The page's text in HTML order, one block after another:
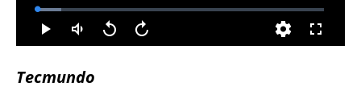
Tecmundo